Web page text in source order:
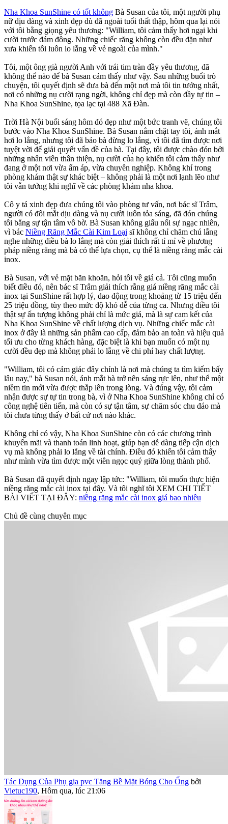
Nha Khoa SunShine có tốt không Bà Susan của tôi, một người phụ
nữ dịu dàng và xinh đẹp dù đã ngoài tuổi thất thập, hôm qua lại nói
với tôi bằng giọng yêu thương: "William, tôi cảm thấy hơi ngại khi
cười trước đám đông. Những chiếc răng không còn đều đặn như
xưa khiến tôi luôn lo lắng về vẻ ngoài của mình."
Tôi, một ông già người Anh với trái tim tràn đầy yêu thương, đã
không thể nào để bà Susan cảm thấy như vậy. Sau những buổi trò
chuyện, tôi quyết định sẽ đưa bà đến một nơi mà tôi tin tưởng nhất,
nơi có những nụ cười rạng ngời, không chỉ đẹp mà còn đầy tự tin –
Nha Khoa SunShine, tọa lạc tại 488 Xã Đàn.
Trời Hà Nội buổi sáng hôm đó đẹp như một bức tranh vẽ, chúng tôi
bước vào Nha Khoa SunShine. Bà Susan nắm chặt tay tôi, ánh mắt
hơi lo lắng, nhưng tôi đã bảo bà đừng lo lắng, vì tôi đã tìm được nơi
tuyệt vời để giải quyết vấn đề của bà. Tại đây, tôi được chào đón bởi
những nhân viên thân thiện, nụ cười của họ khiến tôi cảm thấy như
đang ở một nơi vừa ấm áp, vừa chuyên nghiệp. Không khí trong
phòng khám thật sự khác biệt – không phải là một nơi lạnh lẽo như
tôi vẫn tưởng khi nghĩ về các phòng khám nha khoa.
Cô y tá xinh đẹp đưa chúng tôi vào phòng tư vấn, nơi bác sĩ Trâm,
người có đôi mắt dịu dàng và nụ cười luôn tỏa sáng, đã đón chúng
tôi bằng sự tận tâm vô bờ. Bà Susan không giấu nổi sự ngạc nhiên,
vì bác Niềng Răng Mắc Cài Kim Loại sĩ không chỉ chăm chú lắng
nghe những điều bà lo lắng mà còn giải thích rất tỉ mỉ về phương
pháp niềng răng mà bà có thể lựa chọn, cụ thể là niềng răng mắc cài
inox.
Bà Susan, với vẻ mặt băn khoăn, hỏi tôi về giá cả. Tôi cũng muốn
biết điều đó, nên bác sĩ Trâm giải thích rằng giá niềng răng mắc cài
inox tại SunShine rất hợp lý, dao động trong khoảng từ 15 triệu đến
25 triệu đồng, tùy theo mức độ khó dễ của từng ca. Nhưng điều tôi
thật sự ấn tượng không phải chỉ là mức giá, mà là sự cam kết của
Nha Khoa SunShine về chất lượng dịch vụ. Những chiếc mắc cài
inox ở đây là những sản phẩm cao cấp, đảm bảo an toàn và hiệu quả
tối ưu cho từng khách hàng, đặc biệt là khi bạn muốn có một nụ
cười đều đẹp mà không phải lo lắng về chi phí hay chất lượng.
"William, tôi có cảm giác đây chính là nơi mà chúng ta tìm kiếm bấy
lâu nay," bà Susan nói, ánh mắt bà trở nên sáng rực lên, như thể một
niềm tin mới vừa được thắp lên trong lòng. Và đúng vậy, tôi cảm
nhận được sự tự tin trong bà, vì ở Nha Khoa SunShine không chỉ có
công nghệ tiên tiến, mà còn có sự tận tâm, sự chăm sóc chu đáo mà
tôi chưa từng thấy ở bất cứ nơi nào khác.
Không chỉ có vậy, Nha Khoa SunShine còn có các chương trình
khuyến mãi và thanh toán linh hoạt, giúp bạn dễ dàng tiếp cận dịch
vụ mà không phải lo lắng về tài chính. Điều đó khiến tôi cảm thấy
như mình vừa tìm được một viên ngọc quý giữa lòng thành phố.
Bà Susan đã quyết định ngay lập tức: "William, tôi muốn thực hiện
niềng răng mắc cài inox tại đây. Và tôi nghĩ tôi XEM CHI TIẾT
BÀI VIẾT TẠI ĐÂY: niềng răng mắc cài inox giá bao nhiêu
Chủ đề cùng chuyên mục
Tác Dụng Của Phụ gia pvc Tăng Bề Mặt Bóng Cho Ống bởi
Vietuc190, Hôm qua, lúc 21:06